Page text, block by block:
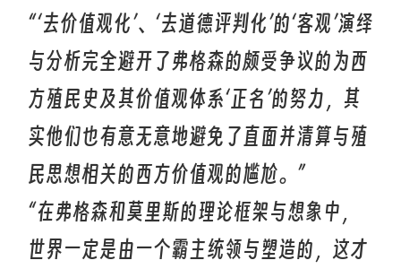
“‘去价值观化’、‘去道德评判化’的‘客观’演绎
与分析完全避开了弗格森的颇受争议的为西
方殖民史及其价值观体系‘正名’的努力，其
实他们也有意无意地避免了直面并清算与殖
民思想相关的西方价值观的尴尬。”
“在弗格森和莫里斯的理论框架与想象中，
世界一定是由一个霸主统领与塑造的，这才